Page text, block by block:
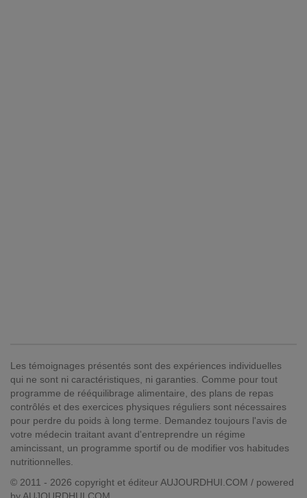
Les témoignages présentés sont des expériences individuelles
qui ne sont ni caractéristiques, ni garanties. Comme pour tout
programme de rééquilibrage alimentaire, des plans de repas
contrôlés et des exercices physiques réguliers sont nécessaires
pour perdre du poids à long terme. Demandez toujours l'avis de
votre médecin traitant avant d'entreprendre un régime
amincissant, un programme sportif ou de modifier vos habitudes
nutritionnelles.
© 2011 - 2026 copyright et éditeur AUJOURDHUI.COM / powered